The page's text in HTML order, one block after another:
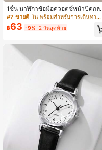
1ชิ้น นาฬิกาข้อมือควอตซ์หน้าปัดกลม
ดำ สายPUโพลียูรีเทน สำหรับใช้ในชี
ประจำวัน เป็นของขวัญสำหรับนักเรียน
กลับโรงเรียน
#7 ขายดี ใน พร้อมสำหรับการเดินทางบนท้องถนน ตัวเลือกพิเศษ
฿63 -9% 2 วันสุดท้าย